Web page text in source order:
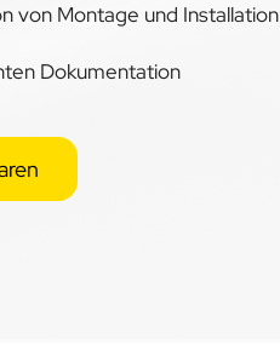
von Montage und Installation
Dokumentation